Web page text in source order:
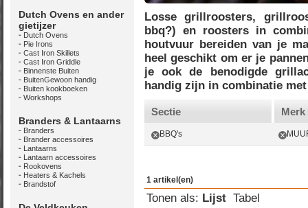
Dutch Ovens en ander
gietijzer
Dutch Ovens
Pie Irons
Cast Iron Skillets
Cast Iron Griddle
Binnenste Buiten
BuitenGewoon handig
Buiten kookboeken
Workshops
Branders & Lantaarns
Branders
Brander accessoires
Lantaarns
Lantaarn accessoires
Rookovens
Heaters & Kachels
Brandstof
Losse grillroosters,
bbq?) en roosters in
houtvuur bereiden van je
heel geschikt om er je
je ook de benodigde
handig zijn in combinatie
Sectie
BBQ's
Merk
1 artikel(en)
Tonen als: Lijst Tabel